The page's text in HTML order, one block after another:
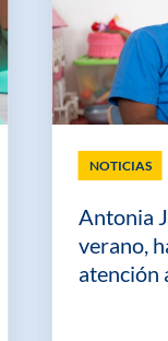
NOTICIAS
Antonia
verano,
atención